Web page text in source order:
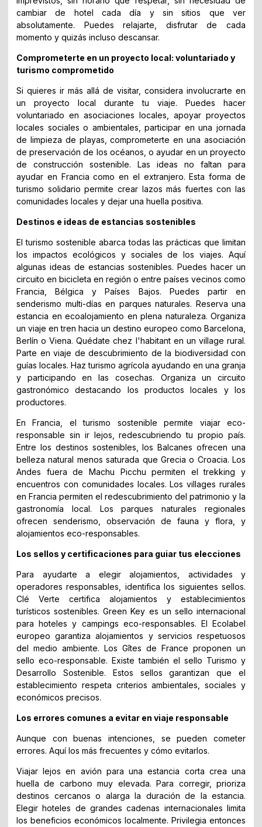
cambiar de hotel cada día y sin sitios que ver
absolutamente. Puedes relajarte, disfrutar de cada
momento y quizás incluso descansar.
Comprometerte en un proyecto local: voluntariado y
turismo comprometido
Si quieres ir más allá de visitar, considera involucrarte en
un proyecto local durante tu viaje. Puedes hacer
voluntariado en asociaciones locales, apoyar proyectos
locales sociales o ambientales, participar en una jornada
de limpieza de playas, comprometerte en una asociación
de preservación de los océanos, o ayudar en un proyecto
de construcción sostenible. Las ideas no faltan para
ayudar en Francia como en el extranjero. Esta forma de
turismo solidario permite crear lazos más fuertes con las
comunidades locales y dejar una huella positiva.
Destinos e ideas de estancias sostenibles
El turismo sostenible abarca todas las prácticas que limitan
los impactos ecológicos y sociales de los viajes. Aquí
algunas ideas de estancias sostenibles. Puedes hacer un
circuito en bicicleta en región o entre países vecinos como
Francia, Bélgica y Países Bajos. Puedes partir en
senderismo multi-días en parques naturales. Reserva una
estancia en ecoalojamiento en plena naturaleza. Organiza
un viaje en tren hacia un destino europeo como Barcelona,
Berlín o Viena. Quédate chez l'habitant en un village rural.
Parte en viaje de descubrimiento de la biodiversidad con
guías locales. Haz turismo agrícola ayudando en una granja
y participando en las cosechas. Organiza un circuito
gastronómico destacando los productos locales y los
productores.
En Francia, el turismo sostenible permite viajar eco-
responsable sin ir lejos, redescubriendo tu propio país.
Entre los destinos sostenibles, los Balcanes ofrecen una
belleza natural menos saturada que Grecia o Croacia. Los
Andes fuera de Machu Picchu permiten el trekking y
encuentros con comunidades locales. Los villages rurales
en Francia permiten el redescubrimiento del patrimonio y la
gastronomía local. Los parques naturales regionales
ofrecen senderismo, observación de fauna y flora, y
alojamientos eco-responsables.
Los sellos y certificaciones para guiar tus elecciones
Para ayudarte a elegir alojamientos, actividades y
operadores responsables, identifica los siguientes sellos.
Clé Verte certifica alojamientos y establecimientos
turísticos sostenibles. Green Key es un sello internacional
para hoteles y campings eco-responsables. El Ecolabel
europeo garantiza alojamientos y servicios respetuosos
del medio ambiente. Los Gîtes de France proponen un
sello eco-responsable. Existe también el sello Turismo y
Desarrollo Sostenible. Estos sellos garantizan que el
establecimiento respeta criterios ambientales, sociales y
económicos precisos.
Los errores comunes a evitar en viaje responsable
Aunque con buenas intenciones, se pueden cometer
errores. Aquí los más frecuentes y cómo evitarlos.
Viajar lejos en avión para una estancia corta crea una
huella de carbono muy elevada. Para corregir, prioriza
destinos cercanos o alarga la duración de la estancia.
Elegir hoteles de grandes cadenas internacionales limita
los beneficios económicos localmente. Privilegia entonces